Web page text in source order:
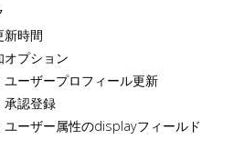
新時間
プション
ーザープロフィール更新
承認登録
ーザー属性のdisplayフィールド